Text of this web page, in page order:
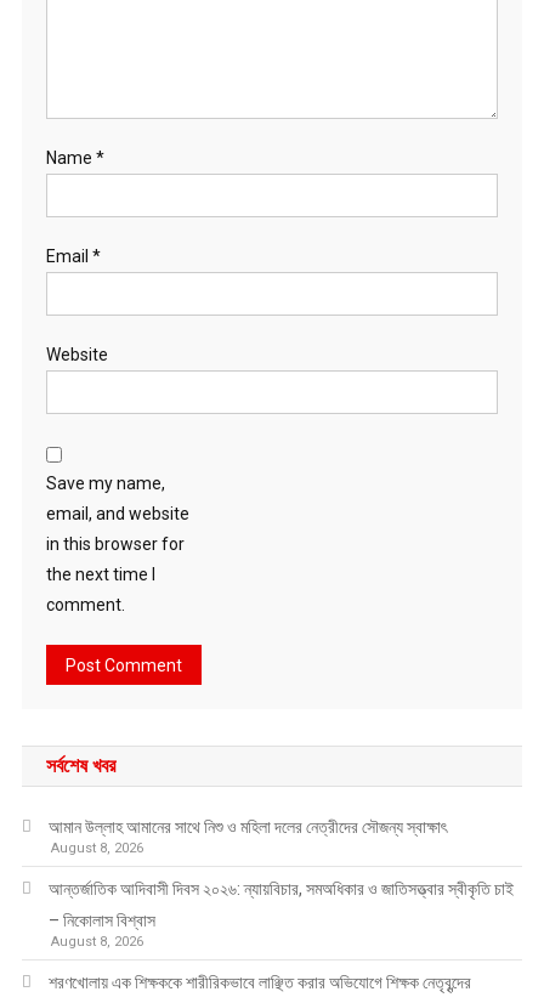
Name *
Email *
Website
Save my name,
email, and website
in this browser for
the next time I
comment.
সর্বশেষ খবর
আমান উল্লাহ আমানের সাথে নিশু ও মহিলা দলের নেত্রীদের সৌজন্য স্বাক্ষাৎ
August 8, 2026
আন্তর্জাতিক আদিবাসী দিবস ২০২৬: ন্যায়বিচার, সমঅধিকার ও জাতিসত্ত্বার স্বীকৃতি চাই
– নিকোলাস বিশ্বাস
August 8, 2026
শরণখোলায় এক শিক্ষককে শারীরিকভাবে লাঞ্ছিত করার অভিযোগে শিক্ষক নেতৃবৃন্দের